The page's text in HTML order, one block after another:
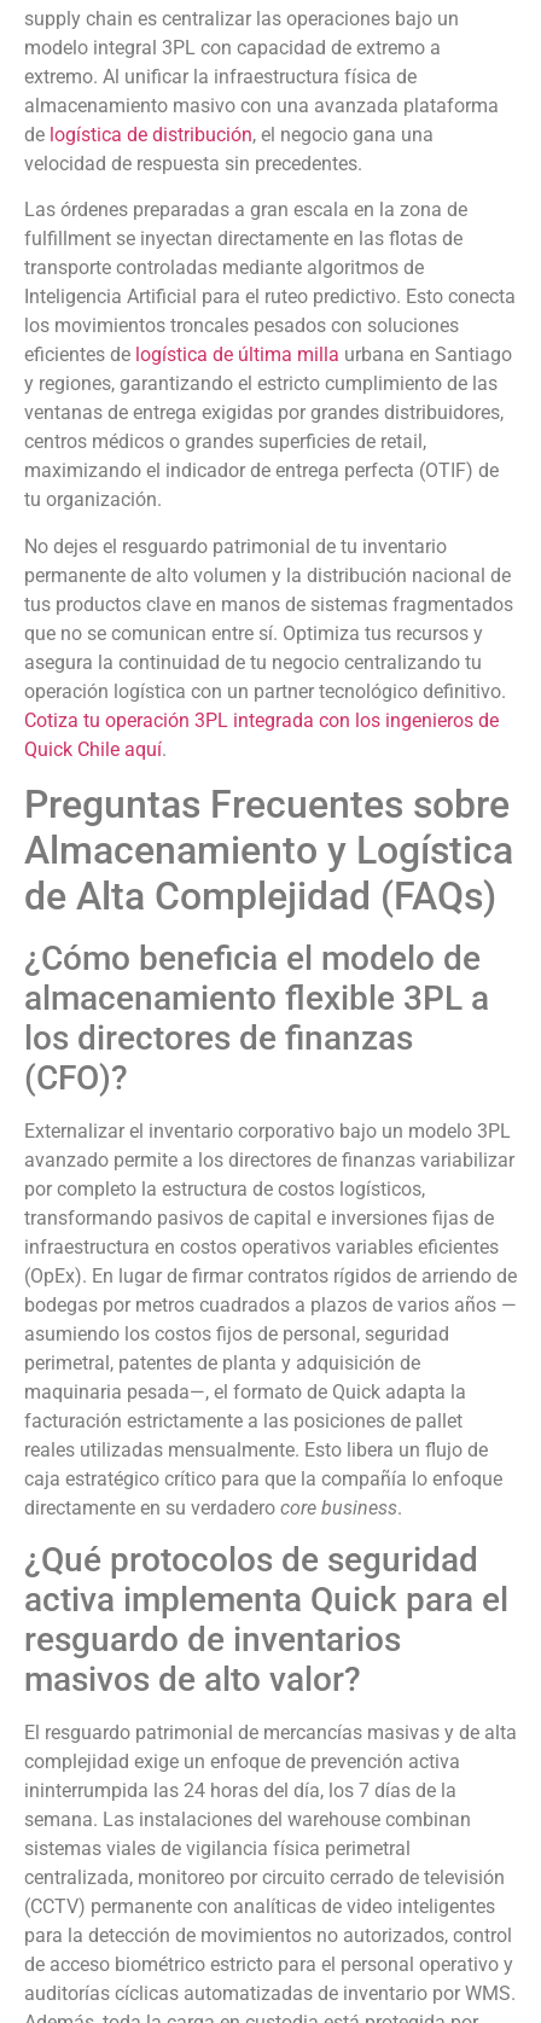
supply chain es centralizar las operaciones bajo un
modelo integral 3PL con capacidad de extremo a
extremo. Al unificar la infraestructura física de
almacenamiento masivo con una avanzada plataforma
de logística de distribución, el negocio gana una
velocidad de respuesta sin precedentes.
Las órdenes preparadas a gran escala en la zona de
fulfillment se inyectan directamente en las flotas de
transporte controladas mediante algoritmos de
Inteligencia Artificial para el ruteo predictivo. Esto conecta
los movimientos troncales pesados con soluciones
eficientes de logística de última milla urbana en Santiago
y regiones, garantizando el estricto cumplimiento de las
ventanas de entrega exigidas por grandes distribuidores,
centros médicos o grandes superficies de retail,
maximizando el indicador de entrega perfecta (OTIF) de
tu organización.
No dejes el resguardo patrimonial de tu inventario
permanente de alto volumen y la distribución nacional de
tus productos clave en manos de sistemas fragmentados
que no se comunican entre sí. Optimiza tus recursos y
asegura la continuidad de tu negocio centralizando tu
operación logística con un partner tecnológico definitivo.
Cotiza tu operación 3PL integrada con los ingenieros de
Quick Chile aquí.
Preguntas Frecuentes sobre
Almacenamiento y Logística
de Alta Complejidad (FAQs)
¿Cómo beneficia el modelo de
almacenamiento flexible 3PL a
los directores de finanzas
(CFO)?
Externalizar el inventario corporativo bajo un modelo 3PL
avanzado permite a los directores de finanzas variabilizar
por completo la estructura de costos logísticos,
transformando pasivos de capital e inversiones fijas de
infraestructura en costos operativos variables eficientes
(OpEx). En lugar de firmar contratos rígidos de arriendo de
bodegas por metros cuadrados a plazos de varios años —
asumiendo los costos fijos de personal, seguridad
perimetral, patentes de planta y adquisición de
maquinaria pesada—, el formato de Quick adapta la
facturación estrictamente a las posiciones de pallet
reales utilizadas mensualmente. Esto libera un flujo de
caja estratégico crítico para que la compañía lo enfoque
directamente en su verdadero core business.
¿Qué protocolos de seguridad
activa implementa Quick para el
resguardo de inventarios
masivos de alto valor?
El resguardo patrimonial de mercancías masivas y de alta
complejidad exige un enfoque de prevención activa
ininterrumpida las 24 horas del día, los 7 días de la
semana. Las instalaciones del warehouse combinan
sistemas viales de vigilancia física perimetral
centralizada, monitoreo por circuito cerrado de televisión
(CCTV) permanente con analíticas de video inteligentes
para la detección de movimientos no autorizados, control
de acceso biométrico estricto para el personal operativo y
auditorías cíclicas automatizadas de inventario por WMS.